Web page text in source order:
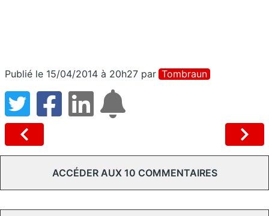
Publié le 15/04/2014 à 20h27 par Tombraun
ACCÉDER AUX 10 COMMENTAIRES